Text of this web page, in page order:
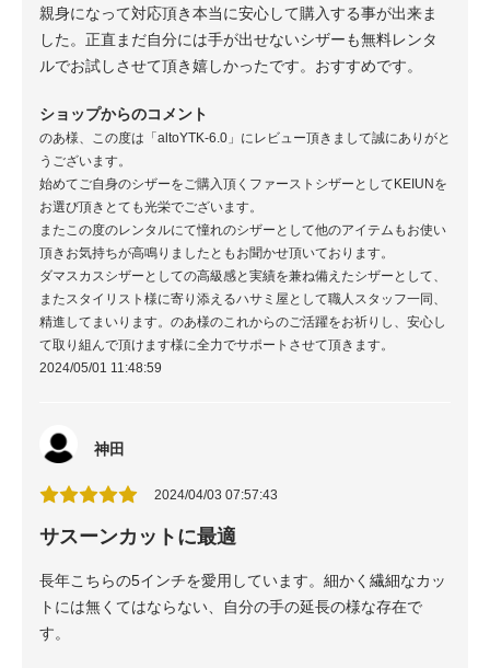
親身になって対応頂き本当に安心して購入する事が出来ま
した。正直まだ自分には手が出せないシザーも無料レンタ
ルでお試しさせて頂き嬉しかったです。おすすめです。
ショップからのコメント
のあ様、この度は「altoYTK-6.0」にレビュー頂きまして誠にありがと
うございます。
始めてご自身のシザーをご購入頂くファーストシザーとしてKEIUNを
お選び頂きとても光栄でございます。
またこの度のレンタルにて憧れのシザーとして他のアイテムもお使い
頂きお気持ちが高鳴りましたともお聞かせ頂いております。
ダマスカスシザーとしての高級感と実績を兼ね備えたシザーとして、
またスタイリスト様に寄り添えるハサミ屋として職人スタッフ一同、
精進してまいります。のあ様のこれからのご活躍をお祈りし、安心し
て取り組んで頂けます様に全力でサポートさせて頂きます。
2024/05/01 11:48:59
神田
2024/04/03 07:57:43
サスーンカットに最適
長年こちらの5インチを愛用しています。細かく繊細なカッ
トには無くてはならない、自分の手の延長の様な存在で
す。